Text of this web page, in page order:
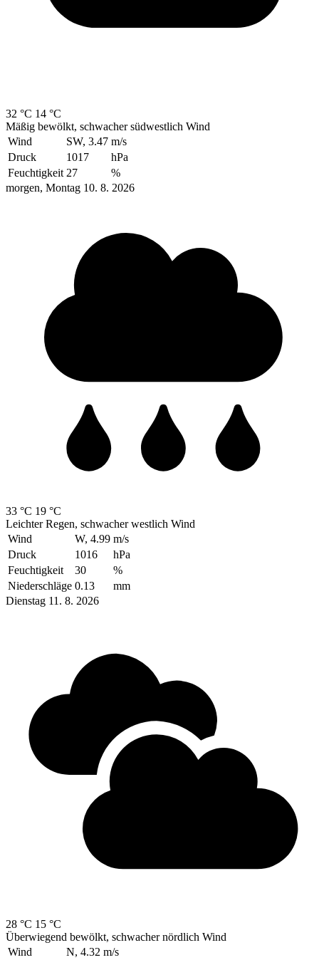
32 °C 14 °C
Mäßig bewölkt, schwacher südwestlich Wind
Wind
SW, 3.47 m/s
Druck
1017
hPa
Feuchtigkeit 27
%
morgen, Montag 10. 8. 2026
33 °C 19 °C
Leichter Regen, schwacher westlich Wind
Wind
W, 4.99 m/s
Druck
1016
hPa
Feuchtigkeit
30
%
Niederschläge 0.13
mm
Dienstag 11. 8. 2026
28 °C 15 °C
Überwiegend bewölkt, schwacher nördlich Wind
Wind
N, 4.32 m/s